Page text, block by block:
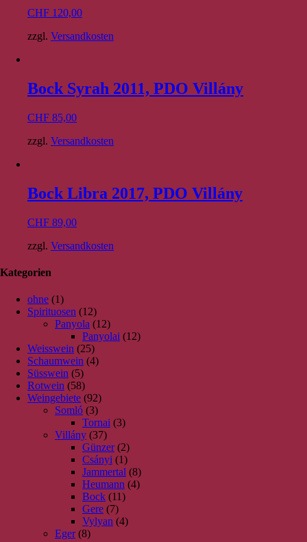
CHF 120,00
zzgl. Versandkosten
Bock Syrah 2011, PDO Villány
CHF 85,00
zzgl. Versandkosten
Bock Libra 2017, PDO Villány
CHF 89,00
zzgl. Versandkosten
Kategorien
ohne (1)
Spirituosen (12)
Panyola (12)
Panyolai (12)
Weisswein (25)
Schaumwein (4)
Süsswein (5)
Rotwein (58)
Weingebiete (92)
Somló (3)
Tornai (3)
Villány (37)
Günzer (2)
Csányi (1)
Jammertal (8)
Heumann (4)
Bock (11)
Gere (7)
Vylyan (4)
Eger (8)